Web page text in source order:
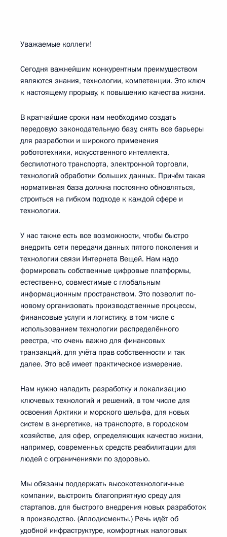
Уважаемые коллеги!
Сегодня важнейшим конкурентным преимуществом
являются знания, технологии, компетенции. Это ключ
к настоящему прорыву, к повышению качества жизни.
В кратчайшие сроки нам необходимо создать
передовую законодательную базу, снять все барьеры
для разработки и широкого применения
робототехники, искусственного интеллекта,
беспилотного транспорта, электронной торговли,
технологий обработки больших данных. Причём такая
нормативная база должна постоянно обновляться,
строиться на гибком подходе к каждой сфере и
технологии.
У нас также есть все возможности, чтобы быстро
внедрить сети передачи данных пятого поколения и
технологии связи Интернета Вещей. Нам надо
формировать собственные цифровые платформы,
естественно, совместимые с глобальным
информационным пространством. Это позволит по-
новому организовать производственные процессы,
финансовые услуги и логистику, в том числе с
использованием технологии распределённого
реестра, что очень важно для финансовых
транзакций, для учёта прав собственности и так
далее. Это всё имеет практическое измерение.
Нам нужно наладить разработку и локализацию
ключевых технологий и решений, в том числе для
освоения Арктики и морского шельфа, для новых
систем в энергетике, на транспорте, в городском
хозяйстве, для сфер, определяющих качество жизни,
например, современных средств реабилитации для
людей с ограничениями по здоровью.
Мы обязаны поддержать высокотехнологичные
компании, выстроить благоприятную среду для
стартапов, для быстрого внедрения новых разработок
в производство. (Аплодисменты.) Речь идёт об
удобной инфраструктуре, комфортных налоговых